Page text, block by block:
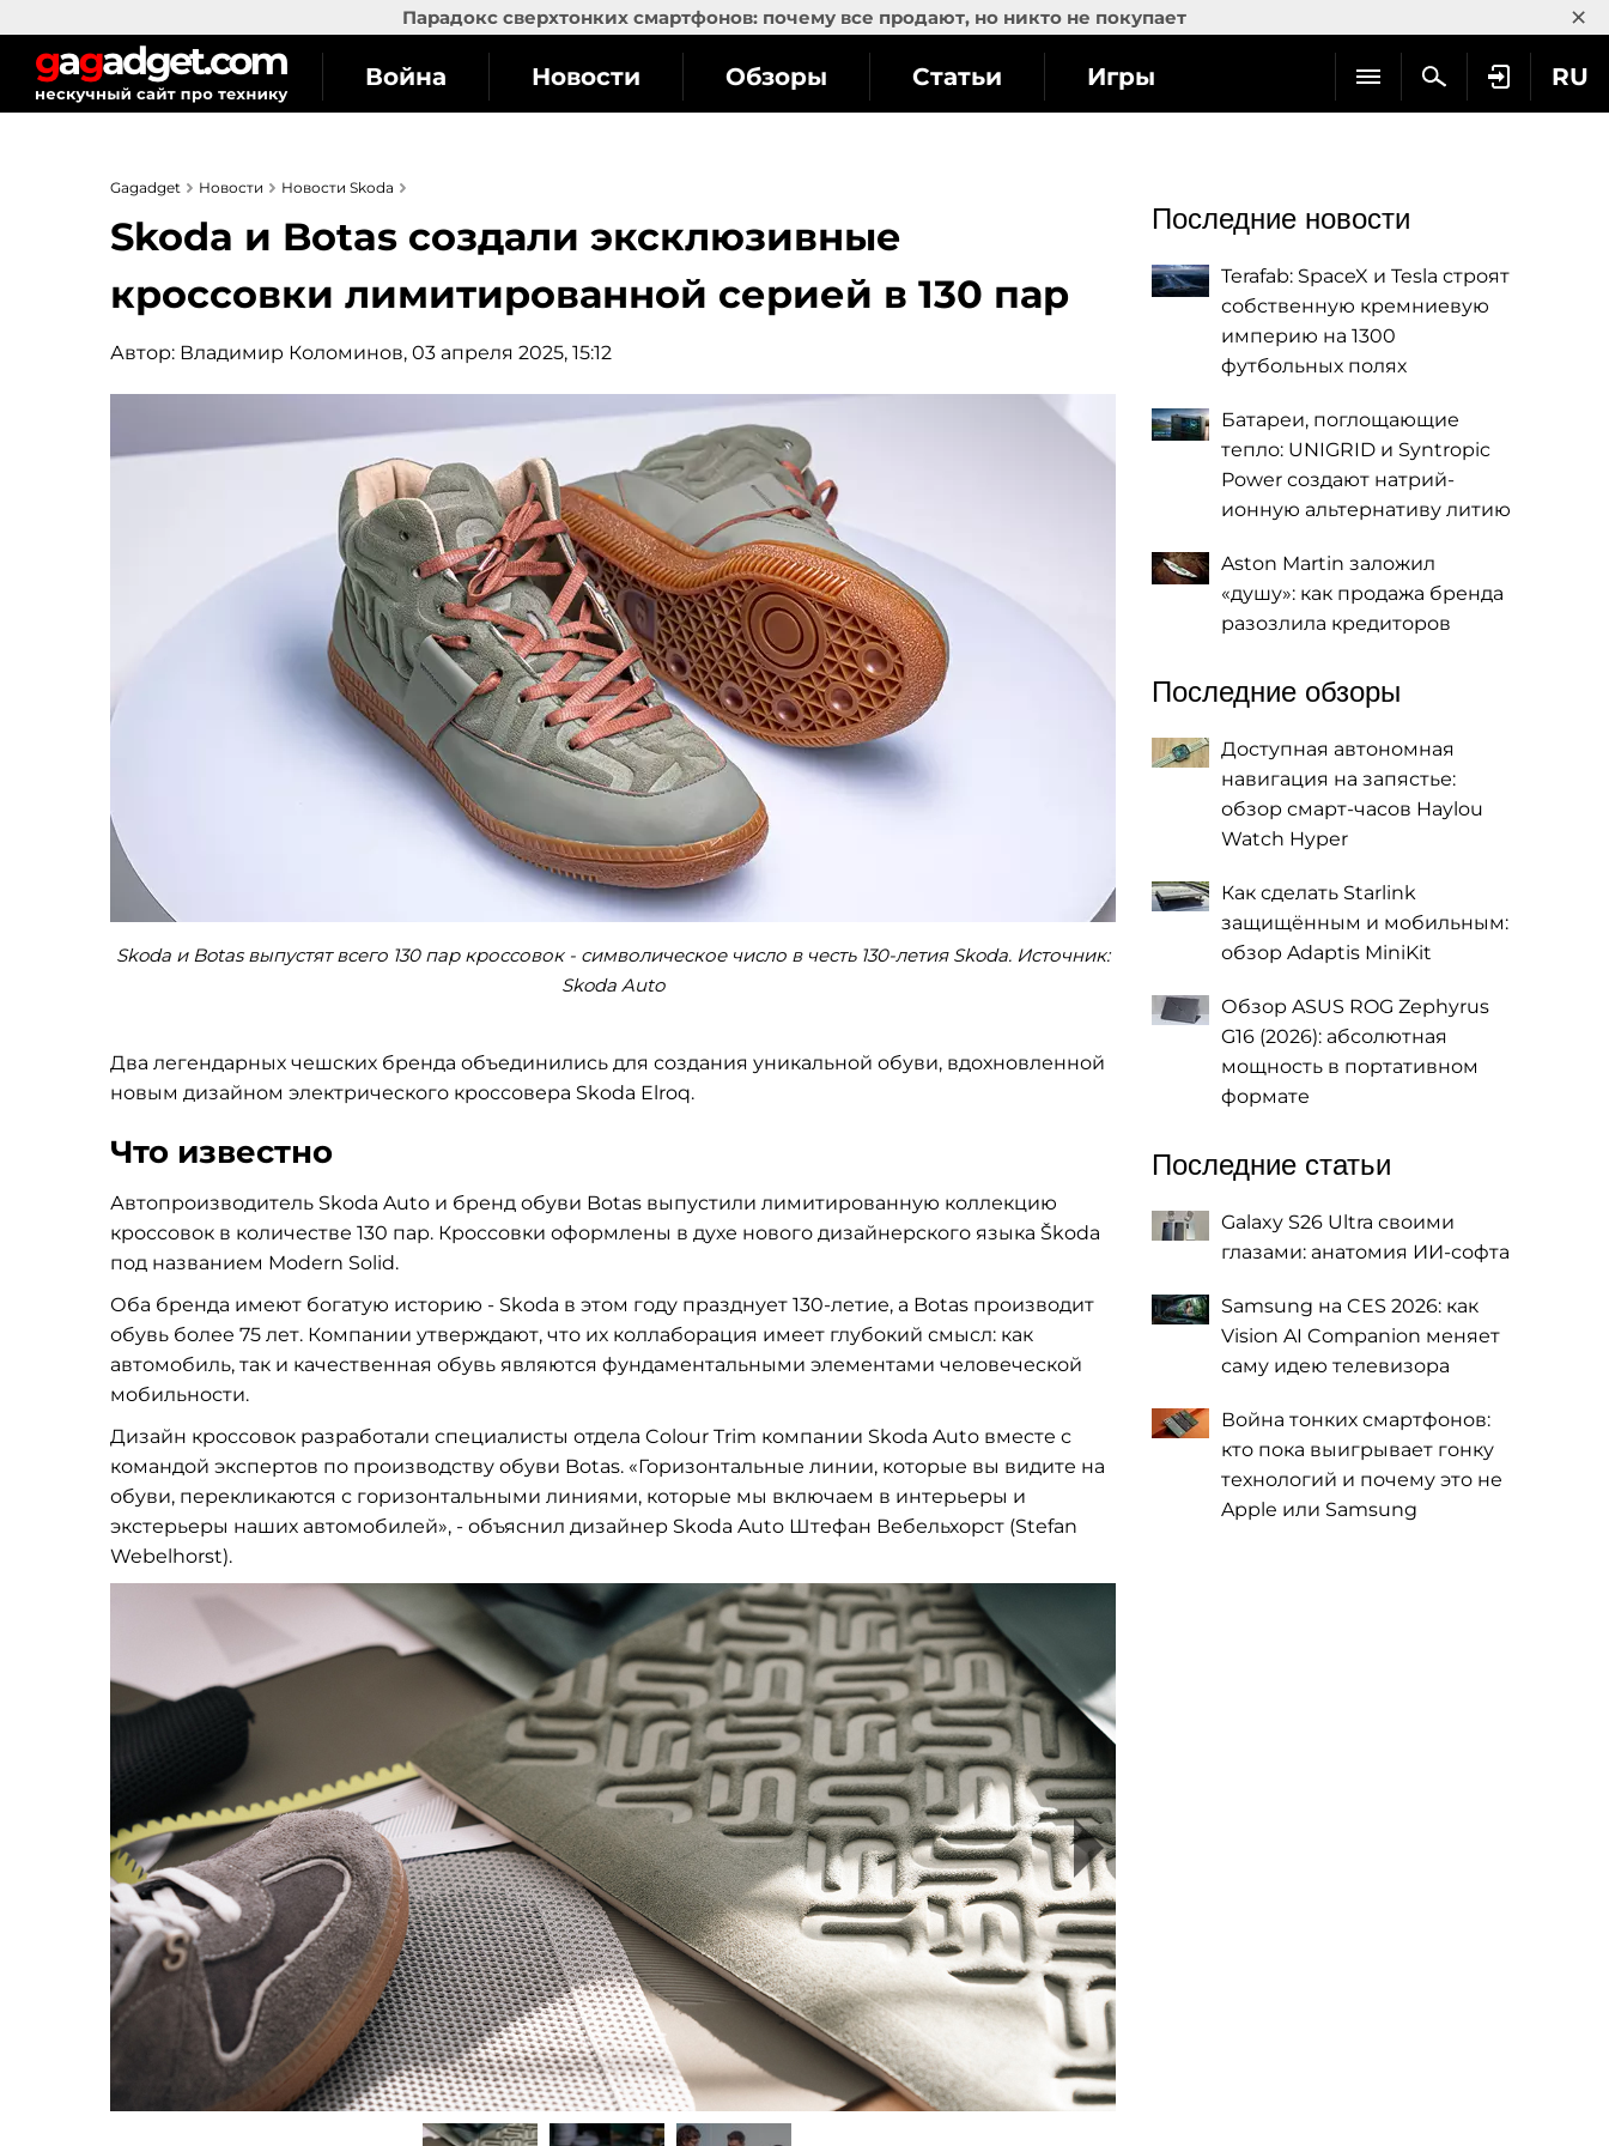
Парадокс сверхтонких смартфонов: почему все продают, но никто не покупает ×
RU
Война Новости Обзоры Статьи Игры
Gagadget Новости Новости Skoda
Skoda и Botas создали эксклюзивные
кроссовки лимитированной серией в 130 пар
Автор: Владимир Коломинов, 03 апреля 2025, 15:12
Skoda и Botas выпустят всего 130 пар кроссовок - символическое число в честь 130-летия Skoda. Источник:
Skoda Auto
Два легендарных чешских бренда объединились для создания уникальной обуви, вдохновленной
новым дизайном электрического кроссовера Skoda Elroq.
Что известно
Автопроизводитель Skoda Auto и бренд обуви Botas выпустили лимитированную коллекцию
кроссовок в количестве 130 пар. Кроссовки оформлены в духе нового дизайнерского языка Škoda
под названием Modern Solid.
Оба бренда имеют богатую историю - Skoda в этом году празднует 130-летие, а Botas производит
обувь более 75 лет. Компании утверждают, что их коллаборация имеет глубокий смысл: как
автомобиль, так и качественная обувь являются фундаментальными элементами человеческой
мобильности.
Дизайн кроссовок разработали специалисты отдела Colour Trim компании Skoda Auto вместе с
командой экспертов по производству обуви Botas. «Горизонтальные линии, которые вы видите на
обуви, перекликаются с горизонтальными линиями, которые мы включаем в интерьеры и
экстерьеры наших автомобилей», - объяснил дизайнер Skoda Auto Штефан Вебельхорст (Stefan
Webelhorst).
Последние новости
Terafab: SpaceX и Tesla строят
собственную кремниевую
империю на 1300
футбольных полях
Батареи, поглощающие
тепло: UNIGRID и Syntropic
Power создают натрий-
ионную альтернативу литию
Aston Martin заложил
«душу»: как продажа бренда
разозлила кредиторов
Последние обзоры
Доступная автономная
навигация на запястье:
обзор смарт-часов Haylou
Watch Hyper
Как сделать Starlink
защищённым и мобильным:
обзор Adaptis MiniKit
Обзор ASUS ROG Zephyrus
G16 (2026): абсолютная
мощность в портативном
формате
Последние статьи
Galaxy S26 Ultra своими
глазами: анатомия ИИ-софта
Samsung на CES 2026: как
Vision AI Companion меняет
саму идею телевизора
Война тонких смартфонов:
кто пока выигрывает гонку
технологий и почему это не
Apple или Samsung